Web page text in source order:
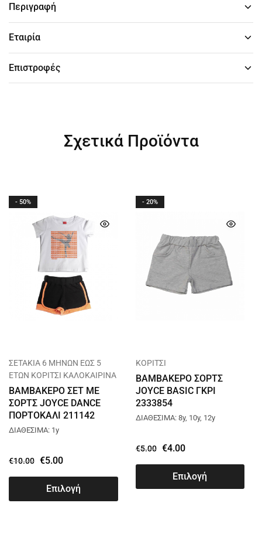
Περιγραφή
Εταιρία
Επιστροφές
Σχετικά Προϊόντα
- 50%
ΣΕΤΑΚΙΑ 6 ΜΗΝΩΝ ΕΩΣ 5
ΕΤΩΝ ΚΟΡΙΤΣΙ ΚΑΛΟΚΑΙΡΙΝΑ
ΒΑΜΒΑΚΕΡΟ ΣΕΤ ΜΕ
ΣΟΡΤΣ JOYCE DANCE
ΠΟΡΤΟΚΑΛΙ 211142
ΔΙΑΘΕΣΙΜΑ: 1y
€10.00 €5.00
Επιλογή
- 20%
ΚΟΡΙΤΣΙ
ΒΑΜΒΑΚΕΡΟ ΣΟΡΤΣ
JOYCE BASIC ΓΚΡΙ
2333854
ΔΙΑΘΕΣΙΜΑ: 8y, 10y, 12y
€5.00 €4.00
Επιλογή